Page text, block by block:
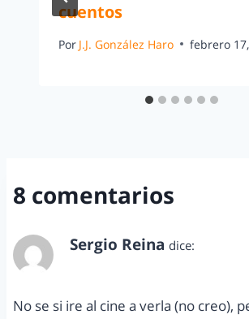
cuentos
Por J.J. González Haro febrero
8 comentarios
Sergio Reina dice:
No se si ire al cine a verla (no creo),